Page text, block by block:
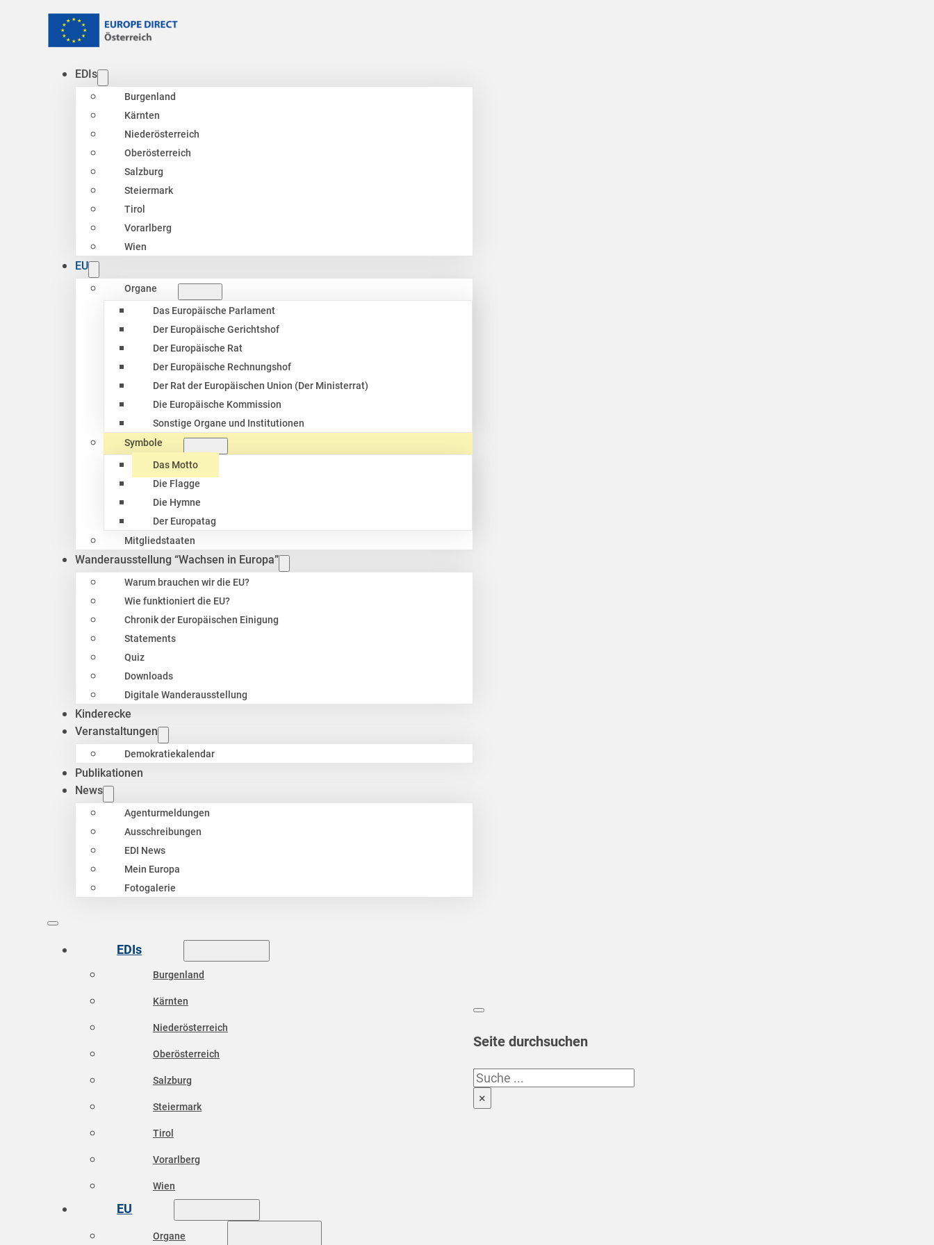
EDIs
Burgenland
Kärnten
Niederösterreich
Oberösterreich
Salzburg
Steiermark
Tirol
Vorarlberg
Wien
EU
Organe
Das Europäische Parlament
Der Europäische Gerichtshof
Der Europäische Rat
Der Europäische Rechnungshof
Der Rat der Europäischen Union (Der Ministerrat)
Die Europäische Kommission
Sonstige Organe und Institutionen
Symbole
Das Motto
Die Flagge
Die Hymne
Der Europatag
Mitgliedstaaten
Wanderausstellung “Wachsen in Europa”
Warum brauchen wir die EU?
Wie funktioniert die EU?
Chronik der Europäischen Einigung
Statements
Quiz
Downloads
Digitale Wanderausstellung
Kinderecke
Veranstaltungen
Demokratiekalendar
Publikationen
News
Agenturmeldungen
Ausschreibungen
EDI News
Mein Europa
Fotogalerie
EDIs
Burgenland
Kärnten
Niederösterreich
Oberösterreich
Salzburg
Steiermark
Tirol
Vorarlberg
Wien
EU
Organe
Seite durchsuchen
Suchen
×